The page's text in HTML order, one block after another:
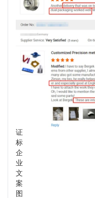
证
标
企
业
文
案
图